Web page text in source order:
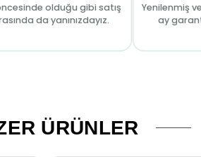
olduğu gibi satış
da yanınızdayız.
Yenilenmiş
ay
ÜRÜNLER